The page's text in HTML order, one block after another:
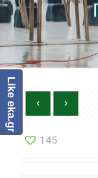
145
Like eka.gr